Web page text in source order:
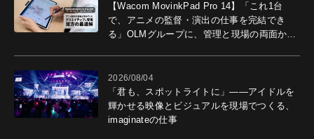
【Wacom MovinkPad Pro 14】「これ1台
で、アニメの監督・演出の仕事を完結でき
る」OLMグループに、管理と現場の両面から
2026/08/04
「君も、スポットライトに」――アイドルを
輝かせる映像とビジュアルを現場でつくる、
imaginateの仕事